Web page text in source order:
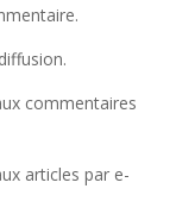
commentaires
articles par e-